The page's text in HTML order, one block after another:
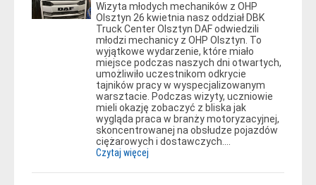
Wizyta młodych mechaników z OHP
Olsztyn 26 kwietnia nasz oddział DBK
Truck Center Olsztyn DAF odwiedzili
młodzi mechanicy z OHP Olsztyn. To
wyjątkowe wydarzenie, które miało
miejsce podczas naszych dni otwartych,
umożliwiło uczestnikom odkrycie
tajników pracy w wyspecjalizowanym
warsztacie. Podczas wizyty, uczniowie
mieli okazję zobaczyć z bliska jak
wygląda praca w branży motoryzacyjnej,
skoncentrowanej na obsłudze pojazdów
ciężarowych i dostawczych.…
Czytaj więcej